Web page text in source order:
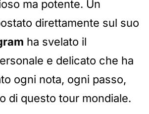
ma potente. Un
direttamente sul suo
ha svelato il
e delicato che ha
ogni nota, ogni passo,
di questo tour mondiale.